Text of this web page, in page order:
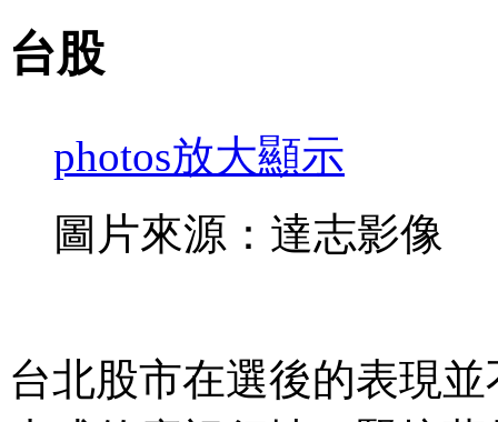
台股
photos放大顯示
圖片來源：達志影像
台北股市在選後的表現